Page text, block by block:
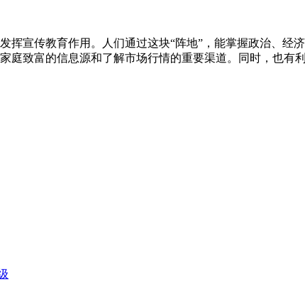
挥宣传教育作用。人们通过这块“阵地”，能掌握政治、
庭致富的信息源和了解市场行情的重要渠道。同时，也